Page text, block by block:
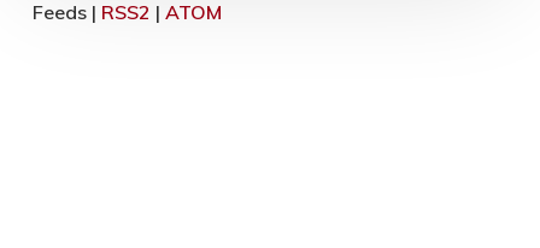
Feeds | RSS2 | ATOM